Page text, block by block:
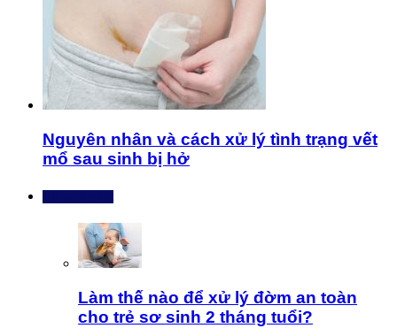
Nguyên nhân và cách xử lý tình trạng vết
mổ sau sinh bị hở
Làm thế nào để xử lý đờm an toàn
cho trẻ sơ sinh 2 tháng tuổi?